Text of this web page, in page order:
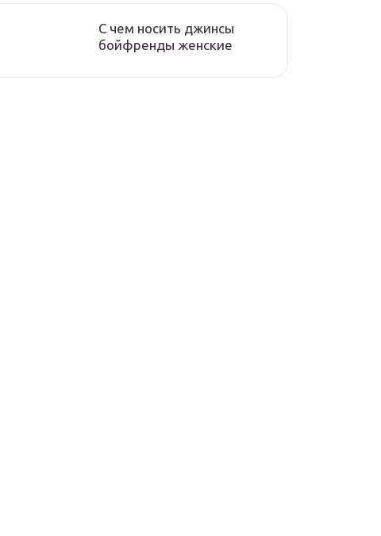
С чем носить джинсы
бойфренды женские